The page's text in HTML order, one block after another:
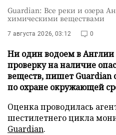
Guardian: Все реки и озера
химическими веществами
7 августа 2026, 03:12 0
Ни один водоем в Англии
проверку на наличие
веществ, пишет Guardian
по охране окружающей
Оценка проводилась
шестилетнего цикла
Guardian.